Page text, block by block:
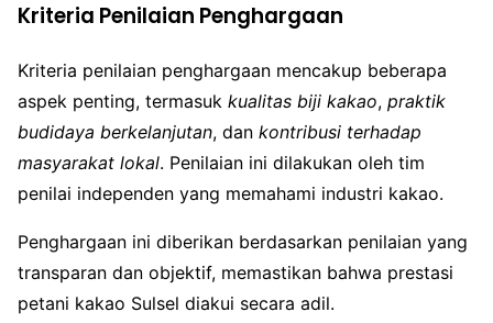
Kriteria Penilaian Penghargaan
Kriteria penilaian penghargaan mencakup beberapa
aspek penting, termasuk kualitas biji kakao, praktik
budidaya berkelanjutan, dan kontribusi terhadap
masyarakat lokal. Penilaian ini dilakukan oleh tim
penilai independen yang memahami industri kakao.
Penghargaan ini diberikan berdasarkan penilaian yang
transparan dan objektif, memastikan bahwa prestasi
petani kakao Sulsel diakui secara adil.